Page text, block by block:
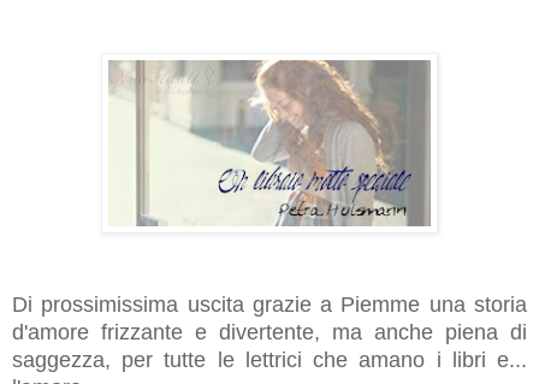
Di prossimissima uscita grazie a Piemme una storia
d'amore frizzante e divertente, ma anche piena di
saggezza, per tutte le lettrici che amano i libri e...